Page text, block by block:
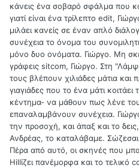
κάνεις ένα σοβαρό σφάλμα που
γιατί είναι ένα τρίλεπτο edit,
μιλάει κανείς σε έναν απλό
συνέχεια το όνομα του
μόνο δυο ονόματα. Γιώργο. Μη
γράφεις sitcom, Γιώργο. Στη
τους βλέπουν χιλιάδες μάτια και
γιαγιάδες που το ένα μάτι
κέντημα- να μάθουν πως λένε
επαναλαμβάνουν συνέχεια.
την προσοχή, και άπαξ και το
Ανδρέας, το καταλάβαμε. Σώζεσαι
Πέρα από αυτό, οι σκηνές που
Hillίζει πανέμορφα και το τελικό